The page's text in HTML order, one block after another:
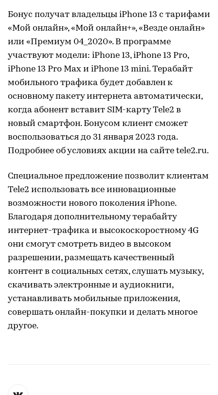
Бонус получат владельцы iPhone 13 с тарифами
«Мой онлайн», «Мой онлайн+», «Везде онлайн»
или «Премиум 04_2020». В программе
участвуют модели: iPhone 13, iPhone 13 Pro,
iPhone 13 Pro Max и iPhone 13 mini. Терабайт
мобильного трафика будет добавлен к
основному пакету интернета автоматически,
когда абонент вставит SIM-карту Tele2 в
новый смартфон. Бонусом клиент сможет
воспользоваться до 31 января 2023 года.
Подробнее об условиях акции на сайте tele2.ru.
Специальное предложение позволит клиентам
Tele2 использовать все инновационные
возможности нового поколения iPhone.
Благодаря дополнительному терабайту
интернет-трафика и высокоскоростному 4G
они смогут смотреть видео в высоком
разрешении, размещать качественный
контент в социальных сетях, слушать музыку,
скачивать электронные и аудиокниги,
устанавливать мобильные приложения,
совершать онлайн-покупки и делать многое
другое.